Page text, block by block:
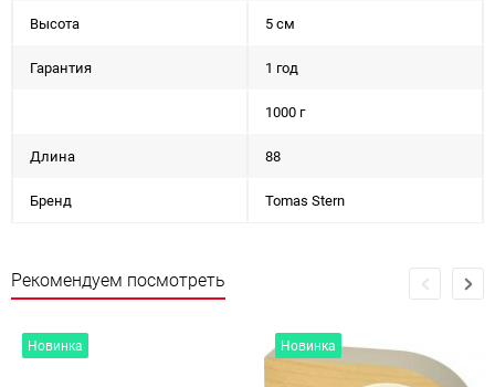
Высота 5 см
Гарантия 1 год
1000 г
Длина 88
Бренд Tomas Stern
Рекомендуем посмотреть
Новинка Новинка